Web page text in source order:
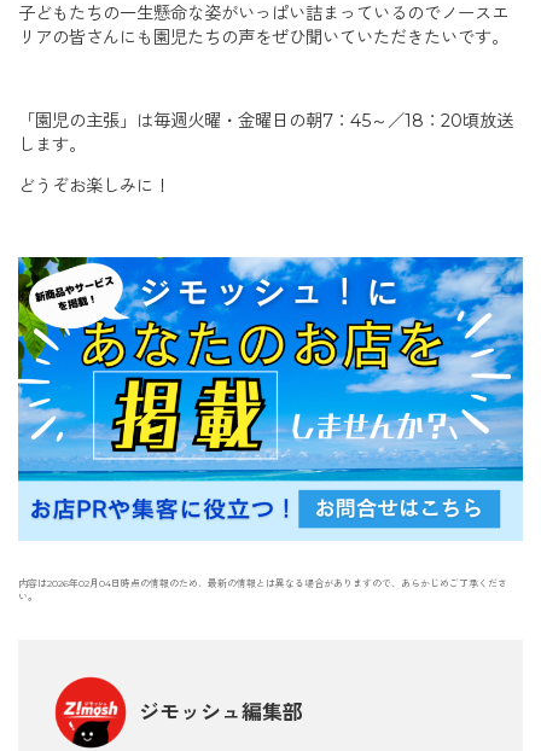
子どもたちの一生懸命な姿がいっぱい詰まっているのでノースエ
リアの皆さんにも園児たちの声をぜひ聞いていただきたいです。
「園児の主張」は毎週火曜・金曜日の朝7：45～／18：20頃放送
します。
どうぞお楽しみに！
内容は2026年02月04日時点の情報のため、最新の情報とは異なる場合がありますので、あらかじめご了承くださ
い。
ジモッシュ編集部